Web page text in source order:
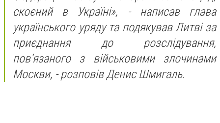
скоєний в Україні», - написав глава
українського уряду та подякував Литві за
приєднання до розслідування,
пов’язаного з військовими злочинами
Москви, - розповів Денис Шмигаль.